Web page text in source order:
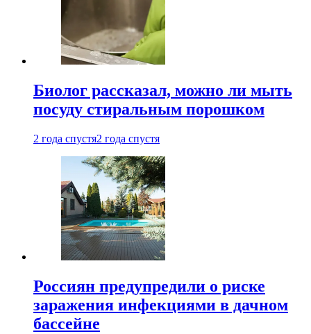
Биолог рассказал, можно ли мыть
посуду стиральным порошком
2 года спустя2 года спустя
Россиян предупредили о риске
заражения инфекциями в дачном
бассейне